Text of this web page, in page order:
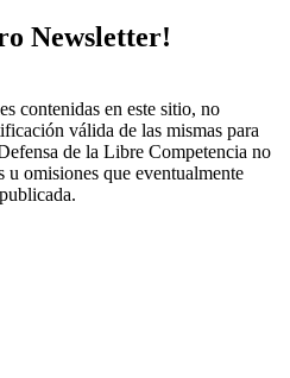
Newsletter!
contenidas en este sitio, no
válida de las mismas para
de la Libre Competencia no
u omisiones que eventualmente